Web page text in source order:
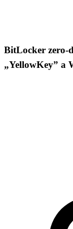
BitLocker zero-
„YellowKey” a